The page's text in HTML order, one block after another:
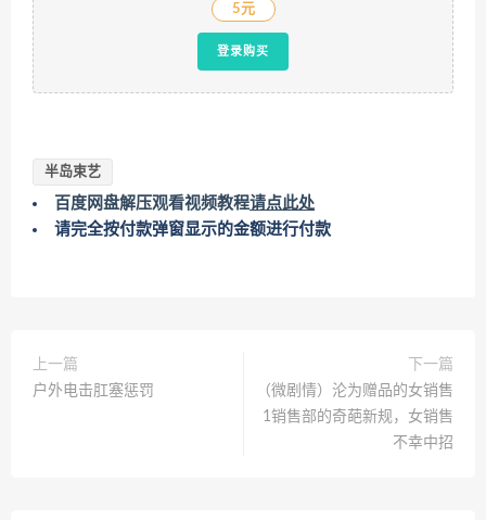
5元
登录购买
半岛束艺
百度网盘解压观看视频教程请点此处
请完全按付款弹窗显示的金额进行付款
上一篇
户外电击肛塞惩罚
下一篇
（微剧情）沦为赠品的女销售
1销售部的奇葩新规，女销售
不幸中招